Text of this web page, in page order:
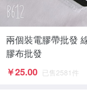
兩個裝電膠帶批發
膠布批發
￥25.00 已售 2581 件